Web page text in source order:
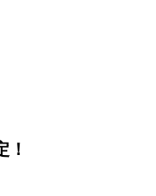
！